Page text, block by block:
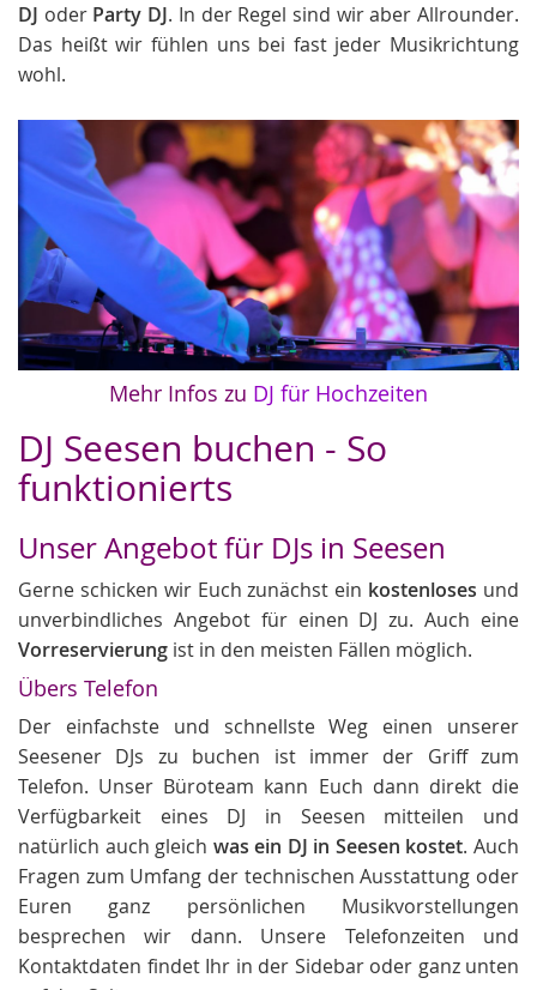
DJ oder Party DJ. In der Regel sind wir aber Allrounder.
Das heißt wir fühlen uns bei fast jeder Musikrichtung
wohl.
Mehr Infos zu DJ für Hochzeiten
DJ Seesen buchen - So
funktionierts
Unser Angebot für DJs in Seesen
Gerne schicken wir Euch zunächst ein kostenloses und
unverbindliches Angebot für einen DJ zu. Auch eine
Vorreservierung ist in den meisten Fällen möglich.
Übers Telefon
Der einfachste und schnellste Weg einen unserer
Seesener DJs zu buchen ist immer der Griff zum
Telefon. Unser Büroteam kann Euch dann direkt die
Verfügbarkeit eines DJ in Seesen mitteilen und
natürlich auch gleich was ein DJ in Seesen kostet. Auch
Fragen zum Umfang der technischen Ausstattung oder
Euren ganz persönlichen Musikvorstellungen
besprechen wir dann. Unsere Telefonzeiten und
Kontaktdaten findet Ihr in der Sidebar oder ganz unten